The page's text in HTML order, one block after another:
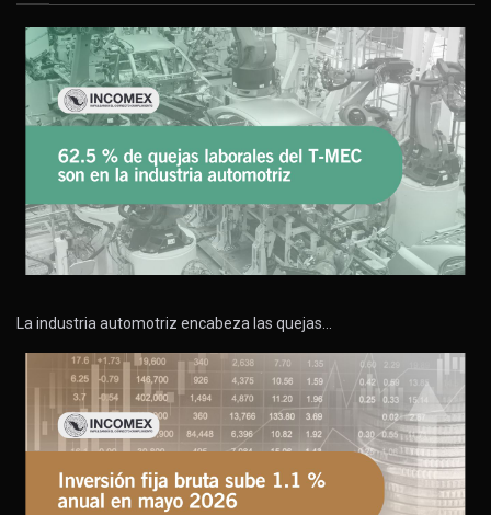
La industria automotriz encabeza las quejas…